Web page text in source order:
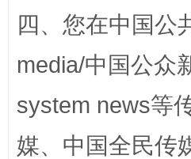
四、您在中国公
media/中国公众
system news等
媒、中国全民传